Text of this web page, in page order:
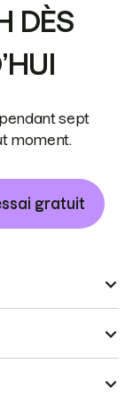
DÈS
sept
moment.
gratuit